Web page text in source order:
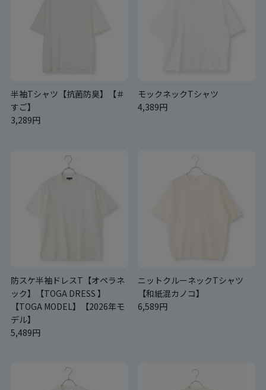
半袖Tシャツ【抗菌防臭】【＃
すご】
3,289円
モックネックTシャツ
4,389円
防スケ半袖ドレスT【オペラネ
ック】【TOGA DRESS 】
【TOGA MODEL】【2026年モ
デル】
5,489円
ニットクルーネックTシャツ
【和紙混カノコ】
6,589円